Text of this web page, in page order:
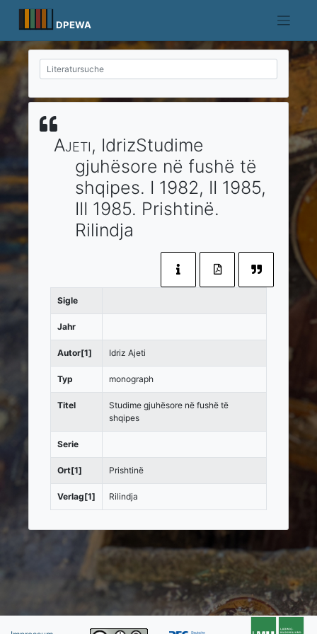
content
DPEWA
Ajeti, IdrizStudime
gjuhësore në fushë të
shqipes. I 1982, II 1985,
III 1985. Prishtinë.
Rilindja
Sigle
Jahr
Autor[1] Idriz Ajeti
Typ monograph
Titel
Studime gjuhësore në fushë të
shqipes
Serie
Ort[1] Prishtinë
Verlag[1] Rilindja